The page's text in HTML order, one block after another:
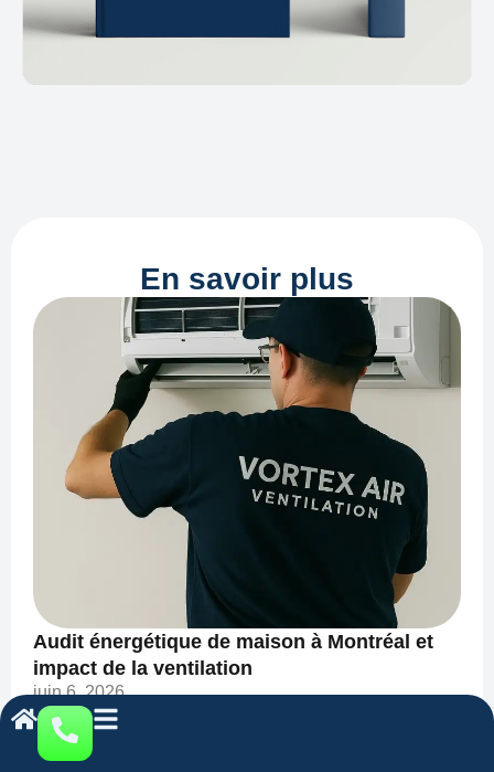
En savoir plus
Audit énergétique de maison à Montréal et
impact de la ventilation
juin 6, 2026